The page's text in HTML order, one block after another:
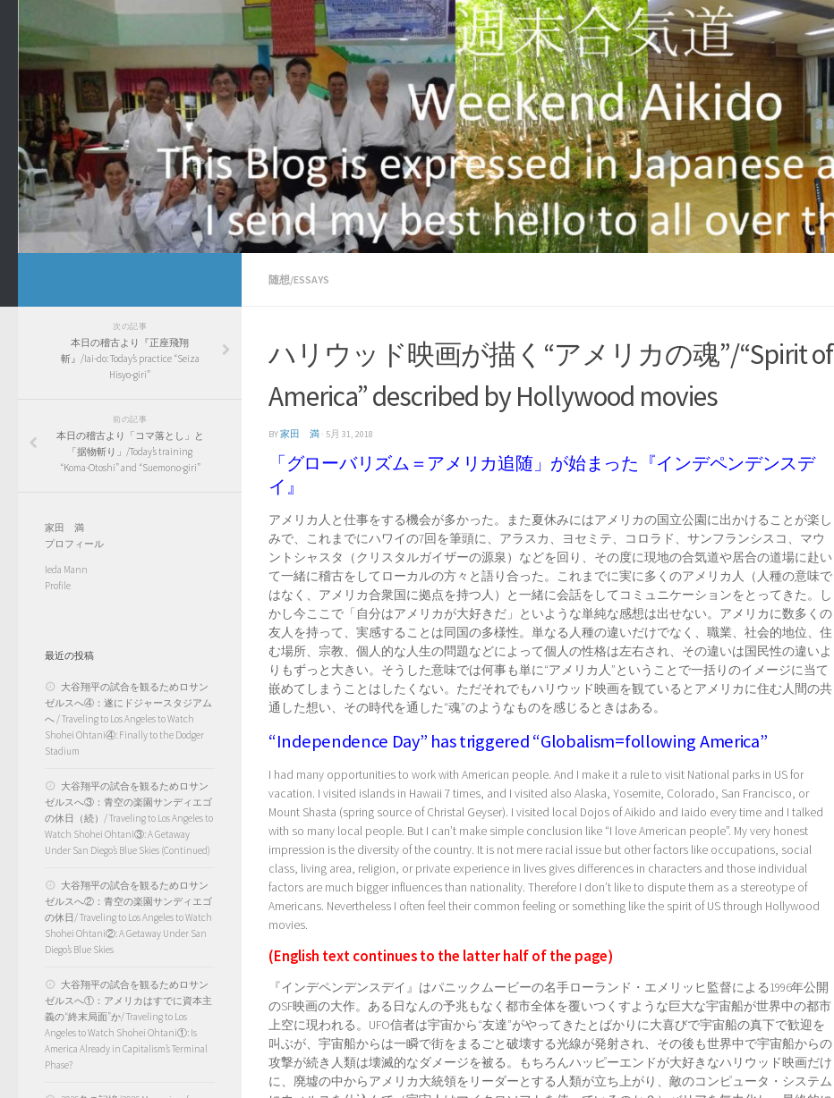
随想/ESSAYS
ハリウッド映画が描く“アメリカの魂”/“Spirit of
America” described by Hollywood movies
BY家田 満 · 5月 31, 2018
「グローバリズム＝アメリカ追随」が始まった『インデペンデンスデ
イ』
アメリカ人と仕事をする機会が多かった。また夏休みにはアメリカの国立公園に出かけることが楽し
みで、これまでにハワイの7回を筆頭に、アラスカ、ヨセミテ、コロラド、サンフランシスコ、マウ
ントシャスタ（クリスタルガイザーの源泉）などを回り、その度に現地の合気道や居合の道場に赴い
て一緒に稽古をしてローカルの方々と語り合った。これまでに実に多くのアメリカ人（人種の意味で
はなく、アメリカ合衆国に拠点を持つ人）と一緒に会話をしてコミュニケーションをとってきた。し
かし今ここで「自分はアメリカが大好きだ」といような単純な感想は出せない。アメリカに数多くの
友人を持って、実感することは同国の多様性。単なる人種の違いだけでなく、職業、社会的地位、住
む場所、宗教、個人的な人生の問題などによって個人の性格は左右され、その違いは国民性の違いよ
りもずっと大きい。そうした意味では何事も単に“アメリカ人”ということで一括りのイメージに当て
嵌めてしまうことはしたくない。ただそれでもハリウッド映画を観ているとアメリカに住む人間の共
通した想い、その時代を通した“魂”のようなものを感じるときはある。
“Independence Day” has triggered “Globalism=following America”
I had many opportunities to work with American people. And I make it a rule to visit National parks in US for
vacation. I visited islands in Hawaii 7 times, and I visited also Alaska, Yosemite, Colorado, San Francisco, or
Mount Shasta (spring source of Christal Geyser). I visited local Dojos of Aikido and Iaido every time and I talked
with so many local people. But I can’t make simple conclusion like “I love American people”. My very honest
impression is the diversity of the country. It is not mere racial issue but other factors like occupations, social
class, living area, religion, or private experience in lives gives differences in characters and those individual
factors are much bigger influences than nationality. Therefore I don’t like to dispute them as a stereotype of
Americans. Nevertheless I often feel their common feeling or something like the spirit of US through Hollywood
movies.
(English text continues to the latter half of the page)
『インデペンデンスデイ』はパニックムービーの名手ローランド・エメリッヒ監督による1996年公開
のSF映画の大作。ある日なんの予兆もなく都市全体を覆いつくすような巨大な宇宙船が世界中の都市
上空に現われる。UFO信者は宇宙から“友達”がやってきたとばかりに大喜びで宇宙船の真下で歓迎を
叫ぶが、宇宙船からは一瞬で街をまるごと破壊する光線が発射され、その後も世界中で宇宙船からの
攻撃が続き人類は壊滅的なダメージを被る。もちろんハッピーエンドが大好きなハリウッド映画だけ
に、廃墟の中からアメリカ大統領をリーダーとする人類が立ち上がり、敵のコンピュータ・システム
次の記事
本日の稽古より『正座飛翔
斬』/Iai-do: Today’s practice “Seiza
Hisyo-giri”
前の記事
本日の稽古より「コマ落とし」と
「据物斬り」/Today’s training
“Koma-Otoshi” and “Suemono-giri”
家田 満
プロフィール
Ieda Mann
Profile
最近の投稿
大谷翔平の試合を観るためロサン
ゼルスへ④：遂にドジャースタジアム
へ / Traveling to Los Angeles to Watch
Shohei Ohtani④: Finally to the Dodger
Stadium
大谷翔平の試合を観るためロサン
ゼルスへ③：青空の楽園サンディエゴ
の休日（続）/ Traveling to Los Angeles to
Watch Shohei Ohtani③: A Getaway
Under San Diego’s Blue Skies (Continued)
大谷翔平の試合を観るためロサン
ゼルスへ②：青空の楽園サンディエゴ
の休日/ Traveling to Los Angeles to Watch
Shohei Ohtani②: A Getaway Under San
Diego’s Blue Skies
大谷翔平の試合を観るためロサン
ゼルスへ①：アメリカはすでに資本主
義の“終末局面”か/ Traveling to Los
Angeles to Watch Shohei Ohtani①: Is
America Already in Capitalism’s Terminal
Phase?